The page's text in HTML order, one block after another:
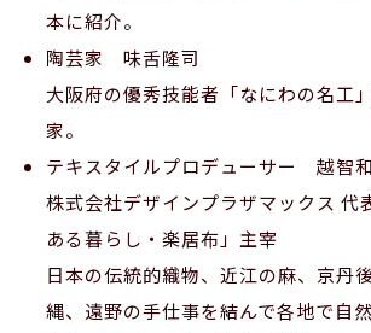
本に紹介。
陶芸家 味舌隆司
大阪府の優秀技能者「なにわの名工
家。
テキスタイルプロデューサー 越智
株式会社デザインプラザマックス 代
ある暮らし・楽居布」主宰
日本の伝統的織物、近江の麻、京丹
縄、遠野の手仕事を結んで各地で自